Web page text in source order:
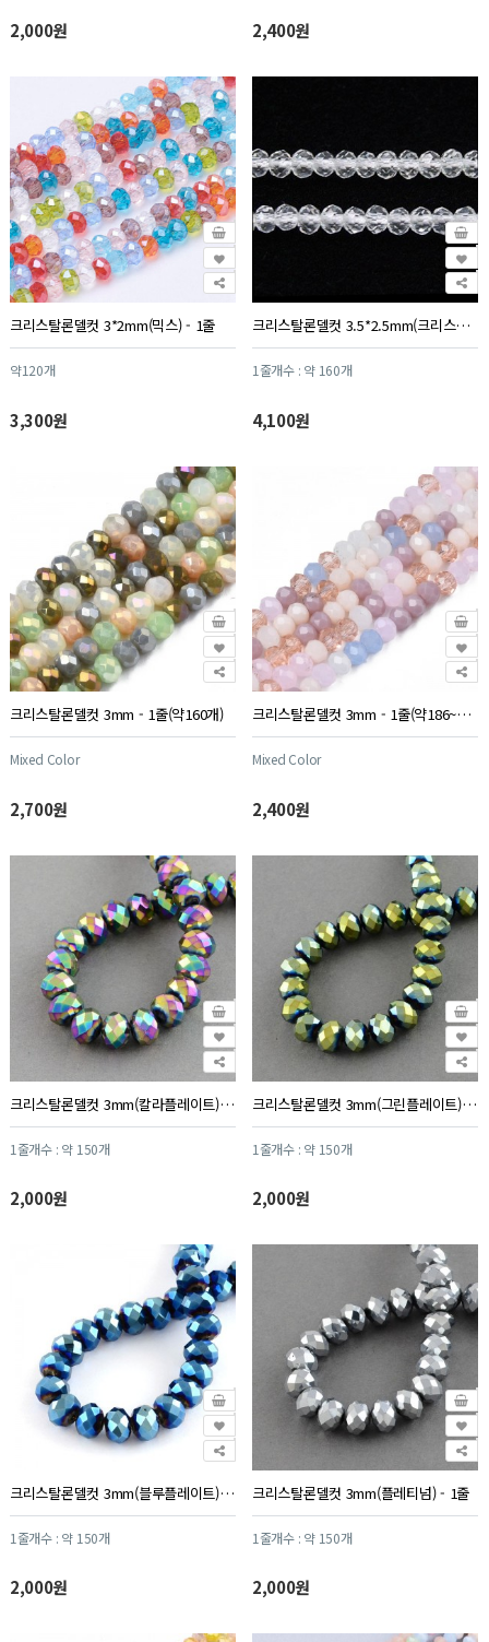
2,000원 2,400원
크리스탈론델컷 3*2mm(믹스) - 1줄
약120개
3,300원
크리스탈론델컷 3.5*2.5mm(크리스탈) - 1줄
1줄개수 : 약 160개
4,100원
크리스탈론델컷 3mm - 1줄(약160개)
Mixed Color
2,700원
크리스탈론델컷 3mm - 1줄(약186~190개)
Mixed Color
2,400원
크리스탈론델컷 3mm(칼라플레이트) - 1줄
1줄개수 : 약 150개
2,000원
크리스탈론델컷 3mm(그린플레이트) - 1줄
1줄개수 : 약 150개
2,000원
크리스탈론델컷 3mm(블루플레이트) - 1줄
1줄개수 : 약 150개
2,000원
크리스탈론델컷 3mm(플레티넘) - 1줄
1줄개수 : 약 150개
2,000원